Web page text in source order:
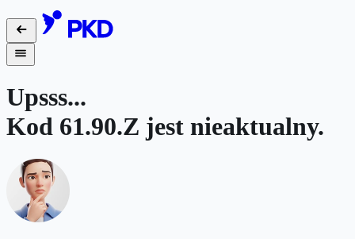
Upsss...
Kod 61.90.Z jest nieaktualny.